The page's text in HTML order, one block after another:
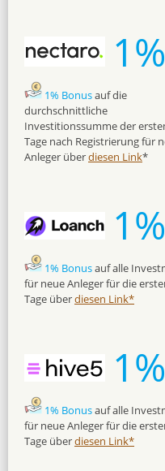
1%
1% Bonusauf die
durchschnittliche
Investitionssumme der
Tage nach Registrierung für
Anleger überdiesen Link*
1%
1% Bonusauf alle
für neue Anleger für die
Tage überdiesen Link*
1%
1% Bonusauf alle
für neue Anleger für die
Tage überdiesen Link*